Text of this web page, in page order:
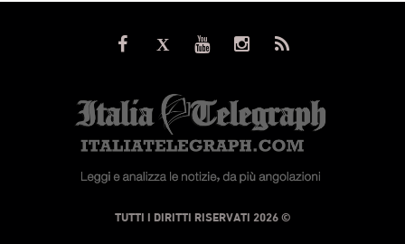
© TUTTI I DIRITTI RISERVATI 2026